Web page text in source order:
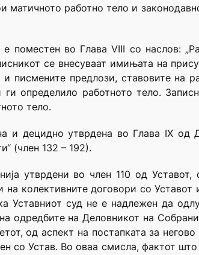
работно тело и
поместен во Глава VIII со наслов:
се внесуваат имињата на
предлози, ставовите на
определило работното тело.
тело.
и децидно утврдена во Глава IX од
(член 132 – 192).
утврдени во член 110 од Уставот,
колективните договори со Уставот
Уставниот суд не е надлежен да
одредбите на Деловникот на
од аспект на постапката за
со Устав. Во оваа смисла, фактот